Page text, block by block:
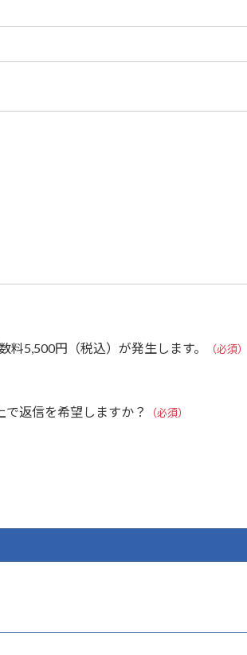
5,500円（税込）が発生します。
（必須）
返信を希望しますか？ （必須）